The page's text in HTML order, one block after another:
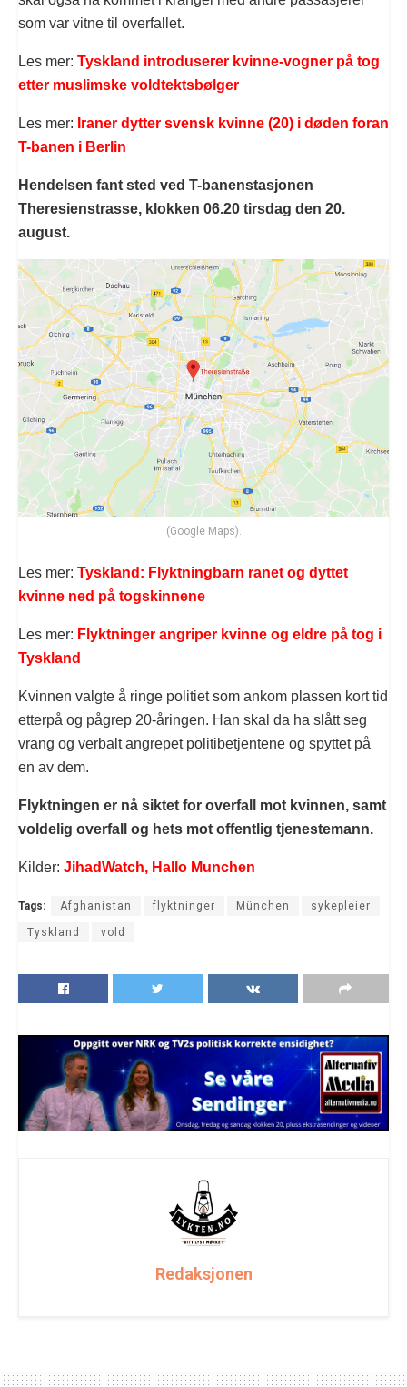
som var vitne til overfallet.
Les mer: Tyskland introduserer kvinne-vogner på tog
etter muslimske voldtektsbølger
Les mer: Iraner dytter svensk kvinne (20) i døden foran
T-banen i Berlin
Hendelsen fant sted ved T-banenstasjonen
Theresienstrasse, klokken 06.20 tirsdag den 20.
august.
(Google Maps).
Les mer: Tyskland: Flyktningbarn ranet og dyttet
kvinne ned på togskinnene
Les mer: Flyktninger angriper kvinne og eldre på tog i
Tyskland
Kvinnen valgte å ringe politiet som ankom plassen kort tid
etterpå og pågrep 20-åringen. Han skal da ha slått seg
vrang og verbalt angrepet politibetjentene og spyttet på
en av dem.
Flyktningen er nå siktet for overfall mot kvinnen, samt
voldelig overfall og hets mot offentlig tjenestemann.
Kilder: JihadWatch, Hallo Munchen
Tags: Afghanistan flyktninger München sykepleier
Tyskland vold
Redaksjonen